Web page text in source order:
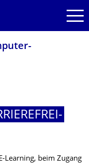
Learning, beim Zugang